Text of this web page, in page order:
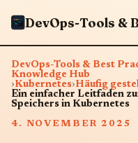
DevOps-Tools & Best
Knowledge Hub
›Kubernetes›Häufig
Ein einfacher Leitfaden
Speichers in Kubernetes
4. NOVEMBER 2025